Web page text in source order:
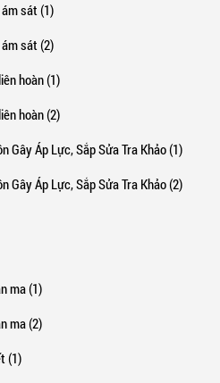
sát (1)
sát (2)
hoàn (1)
hoàn (2)
Gây Áp Lực, Sắp Sửa Tra Khảo (1)
Gây Áp Lực, Sắp Sửa Tra Khảo (2)
ma (1)
ma (2)
(1)